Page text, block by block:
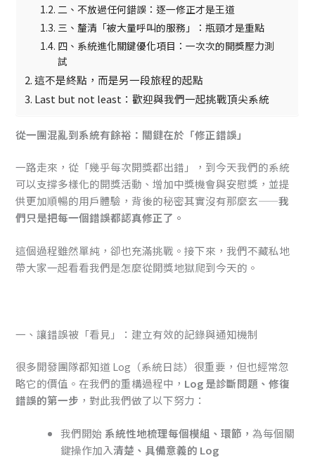
二、不放過任何錯誤：逐一修正才是王道
三、釐清「被大量呼叫的服務」：瓶頸才是重點
四、系統進化關鍵優化項目：一次次的開獎壓力測
試
這不是終點，而是另一段旅程的起點
Last but not least：歡迎與我們一起挑戰頂尖系統
從一團混亂到系統有餘裕：關鍵在於「修正錯誤」
一路走來，從「幾乎每次開獎都出錯」，到今天我們的系統
可以支撐多樣化的開獎活動、增加中獎機會與安慰獎，並提
供更加順暢的用戶體驗，背後的秘密其實沒有那麼玄——我
們只是把每一個錯誤都認真修正了。
這個過程雖然單純，卻也充滿挑戰。接下來，我們不藏私地
帶大家一起看看我們是怎麼從開獎地獄爬到今天的。
一、讓錯誤被「看見」：建立有效的記錄與通知機制
很多開發團隊都知道 Log（系統日誌）很重要，但也經常忽
略它的價值。在我們的重構過程中， Log 是診斷問題、修復
錯誤的第一步 ，對此我們做了以下努力：
我們開始 系統性地梳理每個模組、環節，為每個關
鍵操作加入清楚、具備意義的 Log